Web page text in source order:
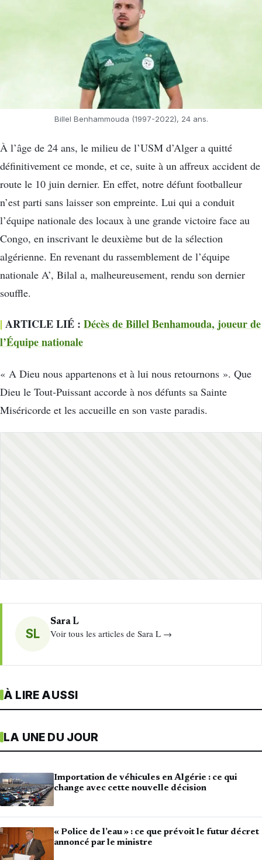
Billel Benhammouda (1997-2022), 24 ans.
À l’âge de 24 ans, le milieu de l’USM d’Alger a quitté
définitivement ce monde, et ce, suite à un affreux accident de
route le 10 juin dernier. En effet, notre défunt footballeur
n’est parti sans laisser son empreinte. Lui qui a conduit
l’équipe nationale des locaux à une grande victoire face au
Congo, en inscrivant le deuxième but de la sélection
algérienne. En revenant du rassemblement de l’équipe
nationale A’, Bilal a, malheureusement, rendu son dernier
souffle.
| ARTICLE LIÉ : Décès de Billel Benhamouda, joueur de
l’Équipe nationale
« A Dieu nous appartenons et à lui nous retournons ». Que
Dieu le Tout-Puissant accorde à nos défunts sa Sainte
Miséricorde et les accueille en son vaste paradis.
SL
Sara L
Voir tous les articles de Sara L →
À LIRE AUSSI
LA UNE DU JOUR
Importation de véhicules en Algérie : ce qui
change avec cette nouvelle décision
« Police de l’eau » : ce que prévoit le futur décret
annoncé par le ministre